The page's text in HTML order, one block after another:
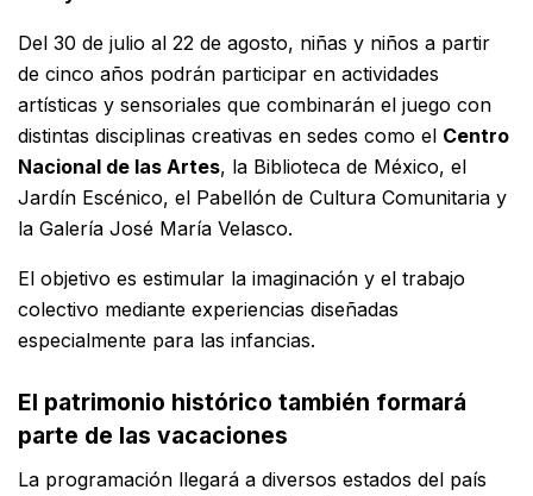
Del 30 de julio al 22 de agosto, niñas y niños a partir
de cinco años podrán participar en actividades
artísticas y sensoriales que combinarán el juego con
distintas disciplinas creativas en sedes como el Centro
Nacional de las Artes, la Biblioteca de México, el
Jardín Escénico, el Pabellón de Cultura Comunitaria y
la Galería José María Velasco.
El objetivo es estimular la imaginación y el trabajo
colectivo mediante experiencias diseñadas
especialmente para las infancias.
El patrimonio histórico también formará
parte de las vacaciones
La programación llegará a diversos estados del país